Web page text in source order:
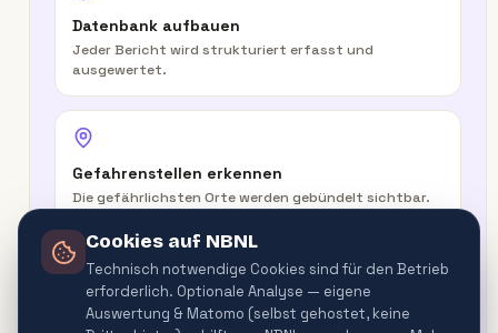
Datenbank aufbauen
Jeder Bericht wird strukturiert erfasst und
ausgewertet.
Gefahrenstellen erkennen
Die gefährlichsten Orte werden gebündelt sichtbar.
In der Route warnen
Routenplaner & Navigator warnen vor
Cookies auf NBNL
Technisch notwendige Cookies sind für den Betrieb
erforderlich. Optionale Analyse — eigene
Auswertung & Matomo (selbst gehostet, keine